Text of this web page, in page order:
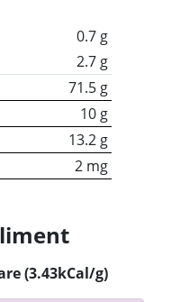
0.7 g
2.7 g
71.5 g
10 g
13.2 g
2 mg
(3.43kCal/g)